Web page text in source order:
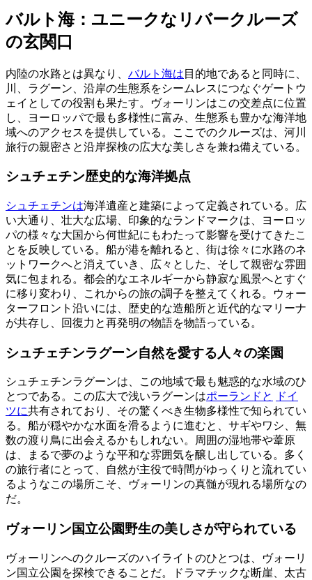
バルト海：ユニークなリバークルーズ
の玄関口
内陸の水路とは異なり、 バルト海は 目的地であると同時に、
川、ラグーン、沿岸の生態系をシームレスにつなぐゲートウ
ェイとしての役割も果たす。ヴォーリンはこの交差点に位置
し、ヨーロッパで最も多様性に富み、生態系も豊かな海洋地
域へのアクセスを提供している。ここでのクルーズは、河川
旅行の親密さと沿岸探検の広大な美しさを兼ね備えている。
シュチェチン歴史的な海洋拠点
シュチェチンは海洋遺産と建築によって定義されている。広
い大通り、壮大な広場、印象的なランドマークは、ヨーロッ
パの様々な大国から何世紀にもわたって影響を受けてきたこ
とを反映している。船が港を離れると、街は徐々に水路のネ
ットワークへと消えていき、広々とした、そして親密な雰囲
気に包まれる。都会的なエネルギーから静寂な風景へとすぐ
に移り変わり、これからの旅の調子を整えてくれる。ウォー
ターフロント沿いには、歴史的な造船所と近代的なマリーナ
が共存し、回復力と再発明の物語を物語っている。
シュチェチンラグーン自然を愛する人々の楽園
シュチェチンラグーンは、この地域で最も魅惑的な水域のひ
とつである。この広大で浅いラグーンはポーランドと
ドイ
ツに共有されており、その驚くべき生物多様性で知られてい
る。船が穏やかな水面を滑るように進むと、サギやワシ、無
数の渡り鳥に出会えるかもしれない。周囲の湿地帯や葦原
は、まるで夢のような平和な雰囲気を醸し出している。多く
の旅行者にとって、自然が主役で時間がゆっくりと流れてい
るようなこの場所こそ、ヴォーリンの真髄が現れる場所なの
だ。
ヴォーリン国立公園野生の美しさが守られている
ヴォーリンへのクルーズのハイライトのひとつは、ヴォーリ
ン国立公園を探検できることだ。ドラマチックな断崖、太古